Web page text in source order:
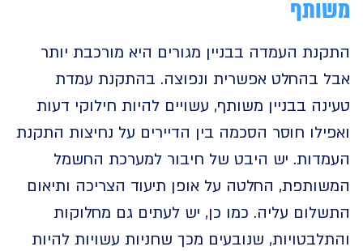
העמדה בבניין מגורים היא מורכבת יותר
בהחלט אפשרית ונפוצה. בהתקנת עמדת
בבניין משותף, עשויים להיות חילוקי דעות
חוסר הסכמה בין הדיירים על נחיצות התקנת
יש היבט של חיבור למערכת החשמל
החלטה על אופן תיעוד הצריכה ותיאום
עליה. כמו כן, יש לעתים גם מחלוקות
שנובעים מכך שחניות עשויות להיות